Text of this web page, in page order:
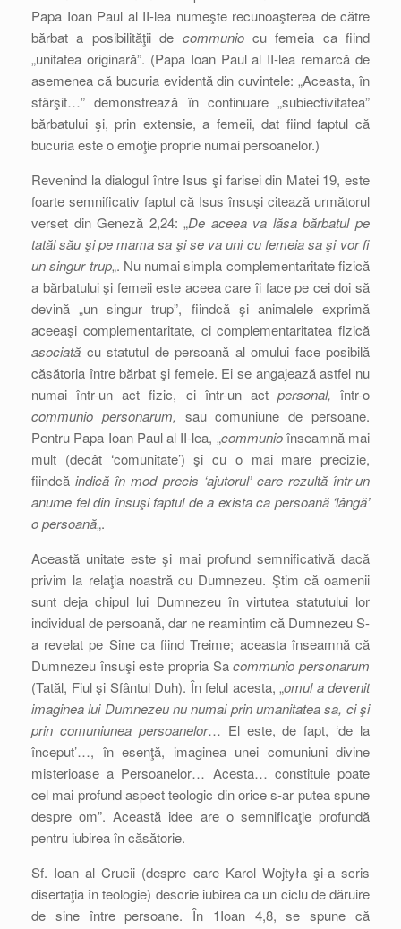
Papa Ioan Paul al II-lea numeşte recunoaşterea de către
bărbat a posibilităţii de communiocu femeia ca fiind
„unitatea originară”. (Papa Ioan Paul al II-lea remarcă de
asemenea că bucuria evidentă din cuvintele: „Aceasta, în
sfârşit…” demonstrează în continuare „subiectivitatea”
bărbatului şi, prin extensie, a femeii, dat fiind faptul că
bucuria este o emoţie proprie numai persoanelor.)
Revenind la dialogul între Isus şi farisei din Matei 19, este
foarte semnificativ faptul că Isus însuşi citează următorul
verset din Geneză 2,24: „De aceea va lăsa bărbatul pe
tatăl său şi pe mama sa şi se va uni cu femeia sa şi vor fi
un singur trup„. Nu numai simpla complementaritate fizică
a bărbatului şi femeii este aceea care îi face pe cei doi să
devină „un singur trup”, fiindcă şi animalele exprimă
aceeaşi complementaritate, ci complementaritatea fizică
asociată cu statutul de persoană al omului face posibilă
căsătoria între bărbat şi femeie. Ei se angajează astfel nu
numai într-un act fizic, ci într-un act personal, într-o
communio personarum, sau comuniune de persoane.
Pentru Papa Ioan Paul al II-lea, „communioînseamnă mai
mult (decât ‘comunitate’) şi cu o mai mare precizie,
fiindcăindică în mod precis ‘ajutorul’ care rezultă într-un
anume fel din însuşi faptul de a exista ca persoană ‘lângă’
o persoană„.
Această unitate este şi mai profund semnificativă dacă
privim la relaţia noastră cu Dumnezeu. Ştim că oamenii
sunt deja chipul lui Dumnezeu în virtutea statutului lor
individual de persoană, dar ne reamintim că Dumnezeu S-
a revelat pe Sine ca fiind Treime; aceasta înseamnă că
Dumnezeu însuşi este propria Sacommunio personarum
(Tatăl, Fiul şi Sfântul Duh). În felul acesta, „omul a devenit
imaginea lui Dumnezeu nu numai prin umanitatea sa, ci şi
prin comuniunea persoanelor… El este, de fapt, ‘de la
început’…, în esenţă, imaginea unei comuniuni divine
misterioase a Persoanelor… Acesta… constituie poate
cel mai profund aspect teologic din orice s-ar putea spune
despre om”. Această idee are o semnificaţie profundă
pentru iubirea în căsătorie.
Sf. Ioan al Crucii (despre care Karol Wojtyła şi-a scris
disertaţia în teologie) descrie iubirea ca un ciclu de dăruire
de sine între persoane. În 1Ioan 4,8, se spune că